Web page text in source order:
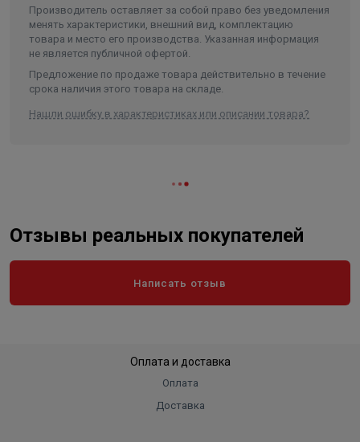
теплоизоляцией, представленной на Российском рынке.
Производитель оставляет за собой право без уведомления
менять характеристики, внешний вид, комплектацию
товара и место его производства. Указанная информация
не является публичной офертой.
Предложение по продаже товара действительно в течение
срока наличия этого товара на складе.
Нашли ошибку в характеристиках или описании товара?
Отзывы реальных покупателей
Написать отзыв
Оплата и доставка
Оплата
Доставка